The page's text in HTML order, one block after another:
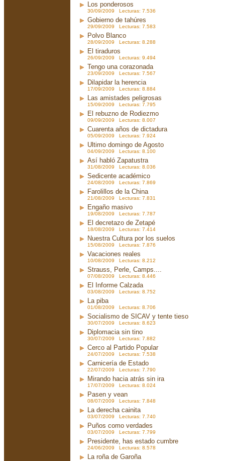
Los ponderosos
30/09/2009 Lecturas: 7.536
Gobierno de tahúres
29/09/2009 Lecturas: 7.583
Polvo Blanco
28/09/2009 Lecturas: 8.288
El tiraduros
26/09/2009 Lecturas: 9.494
Tengo una corazonada
23/09/2009 Lecturas: 7.567
Dilapidar la herencia
17/09/2009 Lecturas: 8.884
Las amistades peligrosas
15/09/2009 Lecturas: 7.795
El rebuzno de Rodiezmo
09/09/2009 Lecturas: 8.007
Cuarenta años de dictadura
05/09/2009 Lecturas: 7.924
Ultimo domingo de Agosto
04/09/2009 Lecturas: 8.100
Así habló Zapatustra
31/08/2009 Lecturas: 8.036
Sedicente académico
24/08/2009 Lecturas: 7.869
Farolillos de la China
21/08/2009 Lecturas: 7.831
Engaño masivo
19/08/2009 Lecturas: 7.787
El decretazo de Zetapé
18/08/2009 Lecturas: 7.414
Nuestra Cultura por los suelos
15/08/2009 Lecturas: 7.876
Vacaciones reales
10/08/2009 Lecturas: 8.212
Strauss, Perle, Camps....
07/08/2009 Lecturas: 8.446
El Informe Calzada
03/08/2009 Lecturas: 8.752
La piba
01/08/2009 Lecturas: 8.706
Socialismo de SICAV y tente tieso
30/07/2009 Lecturas: 8.623
Diplomacia sin tino
30/07/2009 Lecturas: 7.882
Cerco al Partido Popular
24/07/2009 Lecturas: 7.538
Carnicería de Estado
22/07/2009 Lecturas: 7.790
Mirando hacia atrás sin ira
17/07/2009 Lecturas: 8.024
Pasen y vean
08/07/2009 Lecturas: 7.848
La derecha cainita
03/07/2009 Lecturas: 7.740
Puños como verdades
03/07/2009 Lecturas: 7.799
Presidente, has estado cumbre
24/06/2009 Lecturas: 8.578
La roña de Garoña